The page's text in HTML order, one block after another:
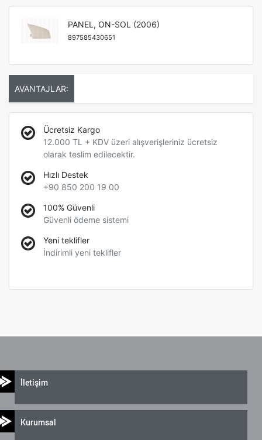
PANEL, ON-SOL (2006)
897585430651
AVANTAJLAR:
Ücretsiz Kargo
12.000 TL + KDV üzeri alışverişleriniz ücretsiz
olarak teslim edilecektir.
Hızlı Destek
+90 850 200 19 00
100% Güvenli
Güvenli ödeme sistemi
Yeni teklifler
İndirimli yeni teklifler
İletişim
Kurumsal